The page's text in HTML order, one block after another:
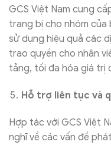
GCS Việt Nam cung
trang bị cho nhóm của
sử dụng hiệu quả các
trao quyền cho nhân
tảng, tối đa hóa giá trị
Hỗ trợ liên tục và
Hợp tác với GCS Việt
nghĩ về các vấn đề